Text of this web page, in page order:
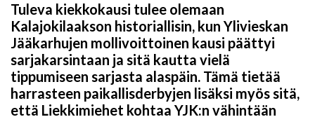
Tuleva kiekkokausi tulee olemaan
Kalajokilaakson historiallisin, kun Ylivieskan
Jääkarhujen mollivoittoinen kausi päättyi
sarjakarsintaan ja sitä kautta vielä
tippumiseen sarjasta alaspäin. Tämä tietää
harrasteen paikallisderbyjen lisäksi myös sitä,
että Liekkimiehet kohtaa YJK:n vähintään